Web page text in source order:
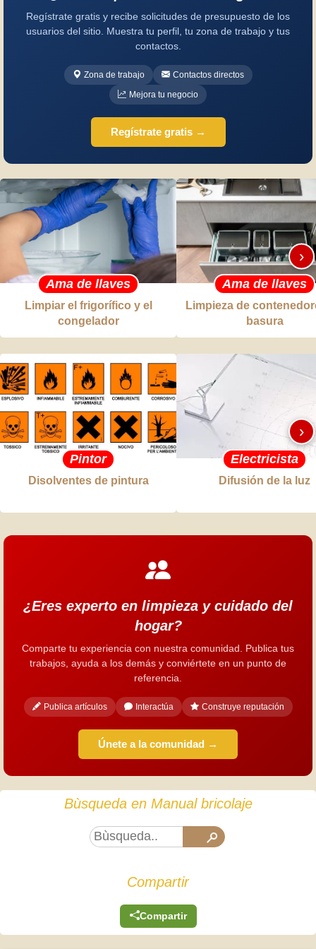
Regístrate gratis y recibe solicitudes de presupuesto de los
usuarios del sitio. Muestra tu perfil, tu zona de trabajo y tus
contactos.
Zona de trabajo
Contactos directos
Mejora tu negocio
Regístrate gratis →
Ama de llaves
Limpiar el frigorífico y el
congelador
Ama de llaves
Limpieza de
basura
›
Pintor
Disolventes de pintura
Electricista
Difusión de la luz
›
¿Eres experto en limpieza y cuidado del
hogar?
Comparte tu experiencia con nuestra comunidad. Publica tus
trabajos, ayuda a los demás y conviértete en un punto de
referencia.
Publica artículos Interactúa Construye reputación
Únete a la comunidad →
Bùsqueda en Manual bricolaje
Compartir
Compartir